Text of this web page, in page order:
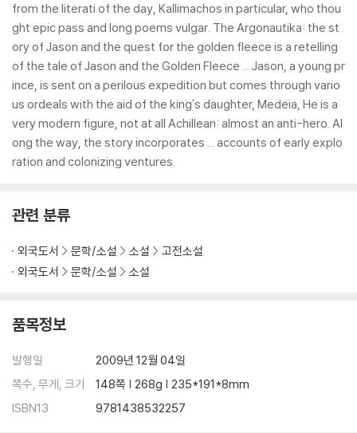
from the literati of the day, Kallimachos in particular, who thou
ght epic pass and long poems vulgar. The Argonautika: the st
ory of Jason and the quest for the golden fleece is a retelling
of the tale of Jason and the Golden Fleece ... Jason, a young pr
ince, is sent on a perilous expedition but comes through vario
us ordeals with the aid of the king's daughter, Medeia, He is a
very modern figure, not at all Achillean: almost an anti-hero. Al
ong the way, the story incorporates ... accounts of early explo
ration and colonizing ventures.
관련 분류
외국도서 문학/소설 소설
고전소설
외국도서
문학/소설 소설
품목정보
발행일
2009년 12월 04일
쪽수, 무게, 크기
148쪽 | 268g | 235*191*8mm
ISBN13
9781438532257